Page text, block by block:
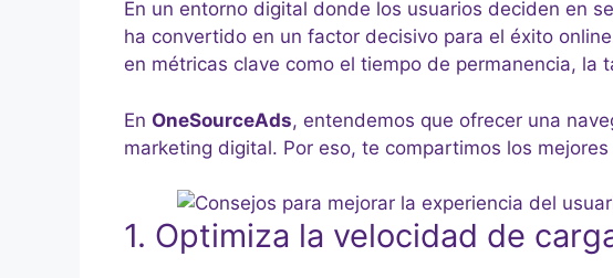
En un entorno digital donde los usuarios deciden en
ha convertido en un factor decisivo para el éxito
en métricas clave como el tiempo de permanencia, la
En OneSourceAds, entendemos que ofrecer una
marketing digital. Por eso, te compartimos los mejores
1. Optimiza la velocidad de